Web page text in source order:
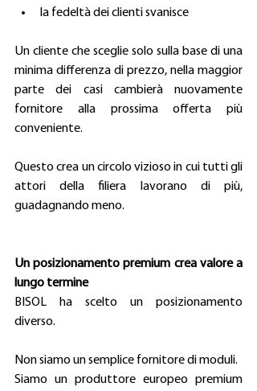
la fedeltà dei clienti svanisce
Un cliente che sceglie solo sulla base di una
minima differenza di prezzo, nella maggior
parte dei casi cambierà nuovamente
fornitore alla prossima offerta più
conveniente.
Questo crea un circolo vizioso in cui tutti gli
attori della filiera lavorano di più,
guadagnando meno.
Un posizionamento premium crea valore a
lungo termine
BISOL ha scelto un posizionamento
diverso.
Non siamo un semplice fornitore di moduli.
Siamo un produttore europeo premium